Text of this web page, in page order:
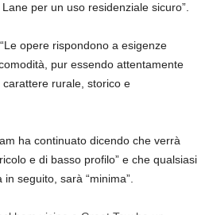
per un uso residenziale sicuro”.
opere rispondono a esigenze
pur essendo attentamente
rurale, storico e
ha continuato dicendo che verrà
e di basso profilo” e che qualsiasi
seguito, sarà “minima”.